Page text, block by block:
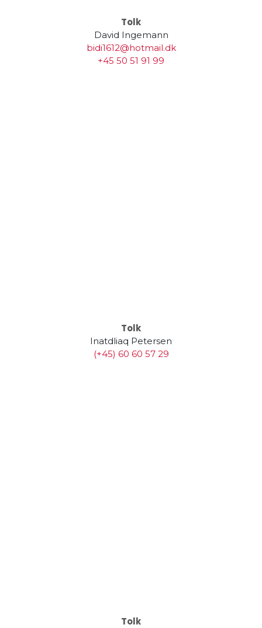
Tolk
David Ingemann
bidi1612@hotmail.dk
+45 50 51 91 99
Tolk
Inatdliaq Petersen
(+45) 60 60 57 29
Tolk